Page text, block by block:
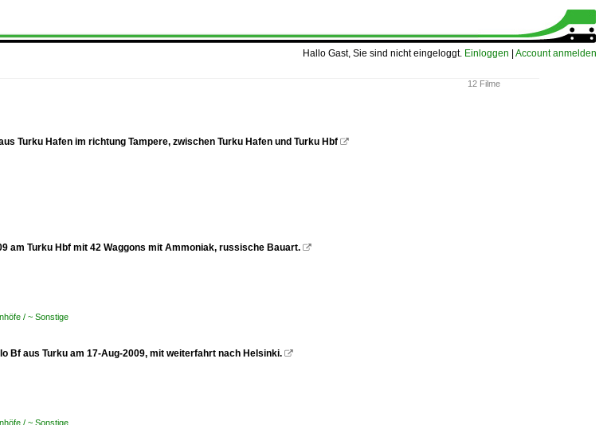
Hallo Gast, Sie sind nicht eingeloggt. Einloggen Account anmelden
12 Filme
Turku Hafen im richtung Tampere, zwischen Turku Hafen und Turku Hbf 
am Turku Hbf mit 42 Waggons mit Ammoniak, russische Bauart. 
/ ~ Sonstige
Bf aus Turku am 17-Aug-2009, mit weiterfahrt nach Helsinki. 
/ ~ Sonstige